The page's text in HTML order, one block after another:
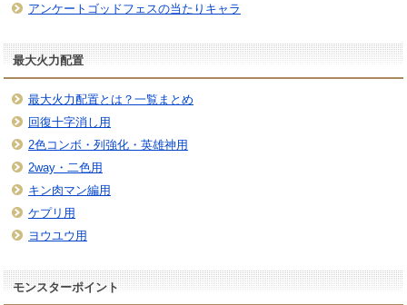
アンケートゴッドフェスの当たりキャラ
最大火力配置
最大火力配置とは？一覧まとめ
回復十字消し用
2色コンボ・列強化・英雄神用
2way・二色用
キン肉マン編用
ケプリ用
ヨウユウ用
モンスターポイント